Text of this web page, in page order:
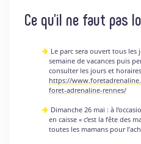
Ce qu’il ne faut pas
Le parc sera ouvert tous
semaine de vacances puis
consulter les jours et horaires
https://
foret-adrenaline-rennes/
Dimanche 26 mai : à
en caisse « c’est la fête des
toutes les mamans pour